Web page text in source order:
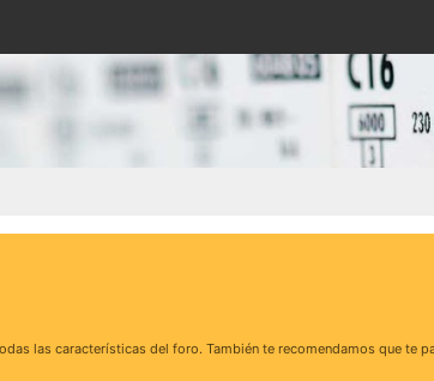
las características del foro. También te recomendamos que te